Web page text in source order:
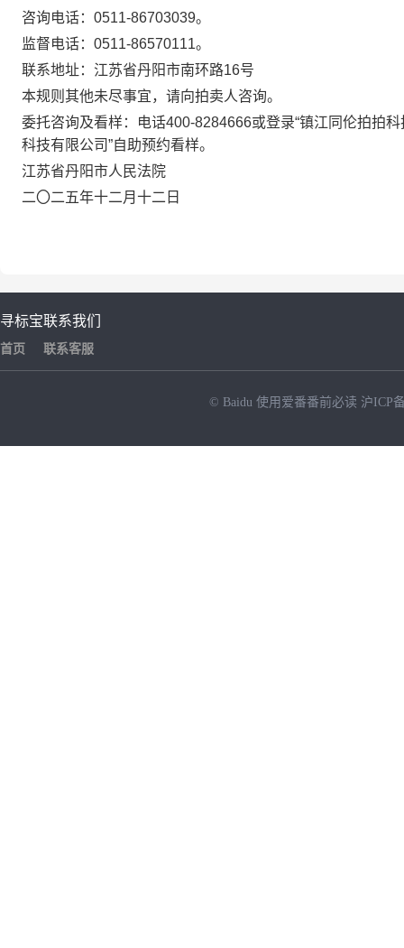
咨询电话： 0511-86703039。
监督电话： 0511-86570111。
联系地址：江苏省丹阳市南环路16号
本规则其他未尽事宜，请向拍卖人咨询。
委托咨询及看样：电话400-8284666或登录“镇江同伦拍拍
科技有限公司”自助预约看样。
江苏省丹阳市人民法院
二〇二五年十二月十二日
寻标宝
首页
联系我们
联系客服
© Baidu 使用爱番番前必读 沪ICP